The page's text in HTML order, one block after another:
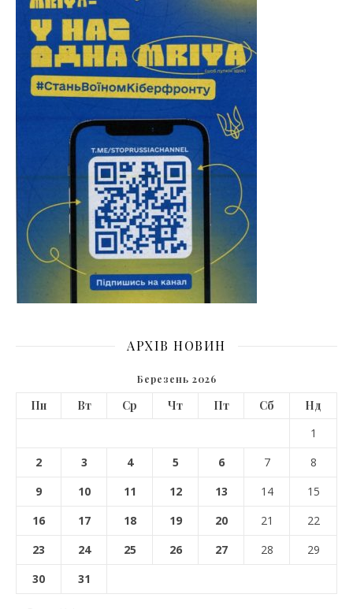
АРХІВ НОВИН
Березень 2026
Пн Вт Ср Чт Пт Сб
Нд
1
2
3 4 5 6 7
8
9
10 11 12 13 14
15
16
17 18 19 20 21
22
23
24 25 26 27 28
29
30
31